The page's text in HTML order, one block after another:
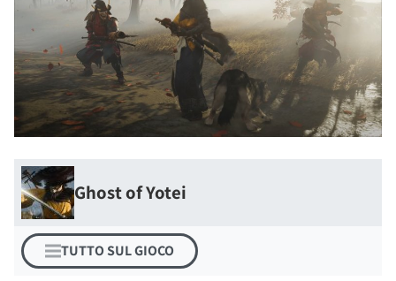
Ghost of Yotei
TUTTO SUL GIOCO